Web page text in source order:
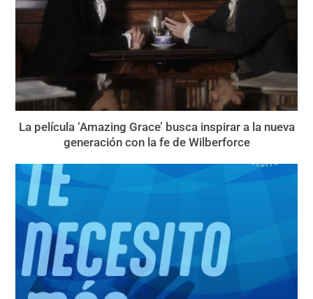
La película ‘Amazing Grace’ busca inspirar a la nueva
generación con la fe de Wilberforce